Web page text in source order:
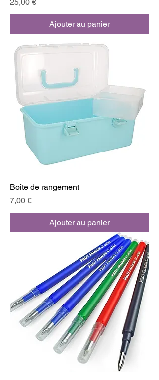
25,00 €
Ajouter au panier
Boîte de rangement
Prix
7,00 €
Ajouter au panier